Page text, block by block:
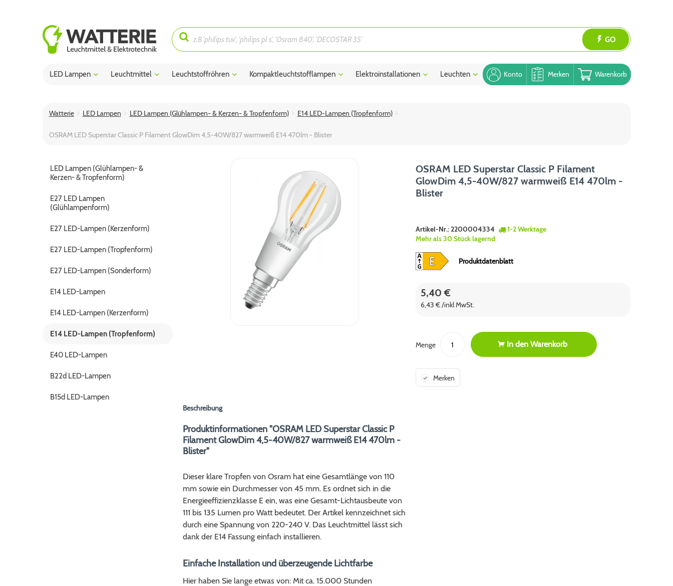
GO
Konto Merken Warenkorb
LED Lampen Leuchtmittel Leuchtstoffröhren Kompaktleuchtstofflampen Elektroinstallationen Leuchten Blog
Watterie LED Lampen LED Lampen (Glühlampen- & Kerzen- & Tropfenform) E14 LED-Lampen (Tropfenform)
OSRAM LED Superstar Classic P Filament GlowDim 4,5-40W/827 warmweiß E14 470lm - Blister
LED Lampen (Glühlampen- &
Kerzen- & Tropfenform)
E27 LED Lampen
(Glühlampenform)
E27 LED-Lampen (Kerzenform)
E27 LED-Lampen (Tropfenform)
E27 LED-Lampen (Sonderform)
E14 LED-Lampen
E14 LED-Lampen (Kerzenform)
E14 LED-Lampen (Tropfenform)
E40 LED-Lampen
B22d LED-Lampen
B15d LED-Lampen
OSRAM LED Superstar Classic P Filament
GlowDim 4,5-40W/827 warmweiß E14 470lm -
Blister
Artikel-Nr.:2200004334
1-2 Werktage
Mehr als 30 Stück lagernd
Produktdatenblatt
5,40 €
6,43 € /inkl MwSt.
Menge In den Warenkorb
Merken
Beschreibung
Produktinformationen "OSRAM LED Superstar Classic P
Filament GlowDim 4,5-40W/827 warmweiß E14 470lm -
Blister"
Dieser klare Tropfen von Osram hat eine Gesamtlänge von 110
mm sowie ein Durchmesser von 45 mm. Es ordnet sich in die
Energieeffizienzklasse E ein, was eine Gesamt-Lichtausbeute von
111 bis 135 Lumen pro Watt bedeutet. Der Artikel kennzeichnet sich
durch eine Spannung von 220-240 V. Das Leuchtmittel lässt sich
dank der E14 Fassung einfach installieren.
Einfache Installation und überzeugende Lichtfarbe
Hier haben Sie lange etwas von: Mit ca. 15.000 Stunden